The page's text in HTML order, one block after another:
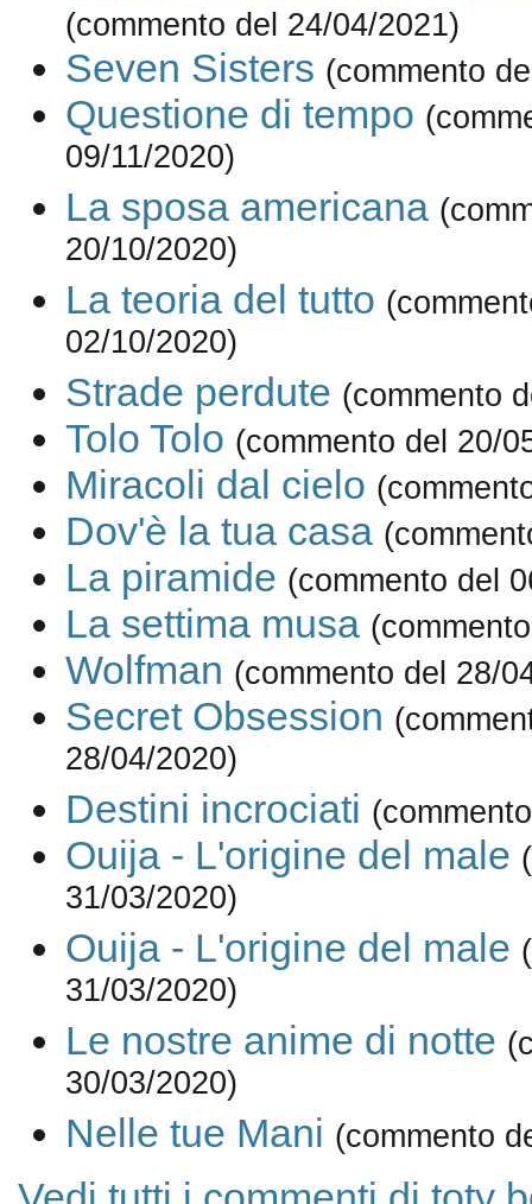
(commento del 24/04/2021)
Seven Sisters (commento
Questione di tempo
09/11/2020)
La sposa americana
20/10/2020)
La teoria del tutto
02/10/2020)
Strade perdute (commento
Tolo Tolo (commento del 20/
Miracoli dal cielo
Dov'è la tua casa
La piramide (commento del
La settima musa
Wolfman (commento del 28/
Secret Obsession
28/04/2020)
Destini incrociati
Ouija - L'origine del male
31/03/2020)
Ouija - L'origine del male
31/03/2020)
Le nostre anime di notte
30/03/2020)
Nelle tue Mani (commento